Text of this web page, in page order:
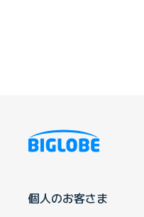
個人のお客さま